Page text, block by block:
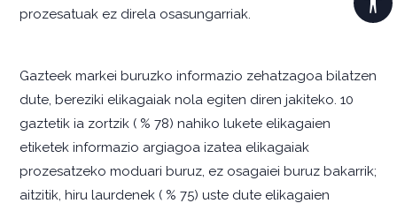
prozesatuak ez direla osasungarriak.
Gazteek markei buruzko informazio zehatzagoa bilatzen
dute, bereziki elikagaiak nola egiten diren jakiteko. 10
gaztetik ia zortzik ( % 78) nahiko lukete elikagaien
etiketek informazio argiagoa izatea elikagaiak
prozesatzeko moduari buruz, ez osagaiei buruz bakarrik;
aitzitik, hiru laurdenek ( % 75) uste dute elikagaien